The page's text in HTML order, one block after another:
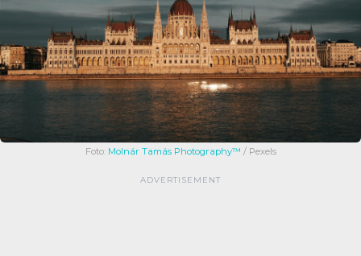
Foto: Molnár Tamás Photography™ / Pexels